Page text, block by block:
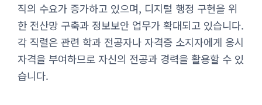
직의 수요가 증가하고 있으며, 디지털 행정 구현을 위
한 전산망 구축과 정보보안 업무가 확대되고 있습니다.
각 직렬은 관련 학과 전공자나 자격증 소지자에게 응시
자격을 부여하므로 자신의 전공과 경력을 활용할 수 있
습니다.